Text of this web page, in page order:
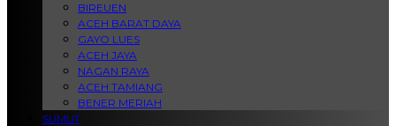
BIREUEN
ACEH BARAT DAYA
GAYO LUES
ACEH JAYA
NAGAN RAYA
ACEH TAMIANG
BENER MERIAH
SUMUT